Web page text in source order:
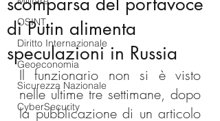
OSINT
Diritto Internazionale
Geoeconomia
Sicurezza Nazionale
CyberSecurity
di Putin alimenta
speculazioni in Russia
Il funzionario non si è visto
nelle ultime tre settimane, dopo
la pubblicazione di un articolo